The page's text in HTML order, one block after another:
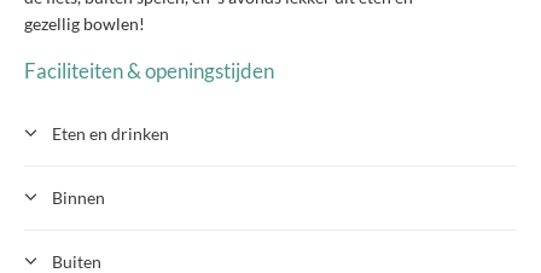
gezellig bowlen!
Faciliteiten & openingstijden
Eten en drinken
Binnen
Buiten